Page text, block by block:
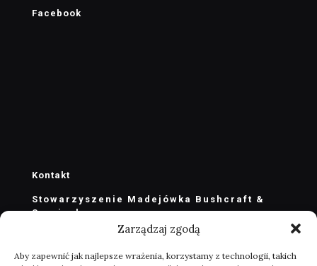
Zarządzaj zgodą
Aby zapewnić jak najlepsze wrażenia, korzystamy z technologii, takich
Facebook
Kontakt
Stowarzyszenie Madejówka Bushcraft &
Survival
stowarzyszenie@madejowka.com
zarzad@madejowka.com